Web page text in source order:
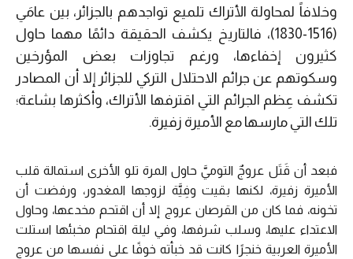
وخلافاً لمحاولة الأتراك تلميع تواجدهم بالجزائر، بين عامَي
(1516-1830)، فالتاريخ يكشف الحقيقة دائمًا مهما حاول
كثيرون إخفاءها، ورغم تجاوزات بعض المؤرخين
وسكوتهم عن جرائم الاحتلال التركي للجزائر إلا أن المصادر
تكشف عِظم الجرائم التي اقترفها الأتراك، وأكثرها بشاعة؛
تلك التي مارسها مع الأميرة زفيرة.
فبعد أن قَتَل عروجٌ التوميَّ حاول المرة تلو الأخرى استمالة قلب
الأميرة زفيرة، لكنها بقيت وفِيَّة لزوجها المغدور، ورفضت أن
تخونه، فما كان من القرصان عروج إلا أن اقتحم مخدعها، وحاول
الاعتداء عليها، وسلب شرفها، وفي ليلة اقتحام مخبئها استلت
الأميرة العربية خنجرًا كانت قد خبأته خوفًا على نفسها من عروج